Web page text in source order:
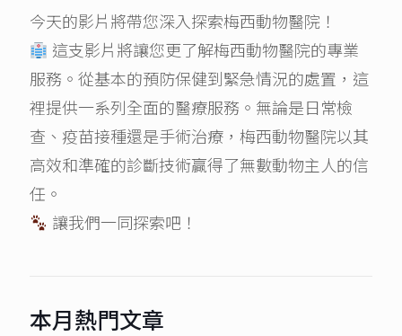
今天的影片將帶您深入探索梅西動物醫院！
這支影片將讓您更了解梅西動物醫院的專業
服務。從基本的預防保健到緊急情況的處置，這
裡提供一系列全面的醫療服務。無論是日常檢
查、疫苗接種還是手術治療，梅西動物醫院以其
高效和準確的診斷技術贏得了無數動物主人的信
任。
讓我們一同探索吧！
本月熱門文章